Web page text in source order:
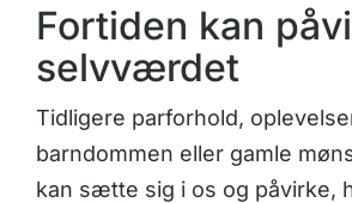
Fortiden kan
selvværdet
Tidligere parforhold,
barndommen eller gamle
kan sætte sig i os og påvirke,